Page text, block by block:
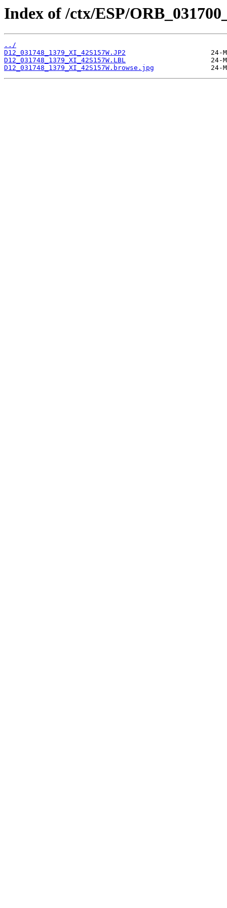
Index of /ctx/ESP/
../
D12_031748_1379_XI_42S157W.JP2
D12_031748_1379_XI_42S157W.LBL
D12_031748_1379_XI_42S157W.browse.jpg